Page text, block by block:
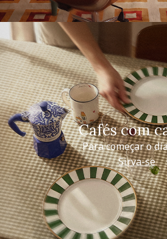
Cafés com
Para começar o
Sirva-se